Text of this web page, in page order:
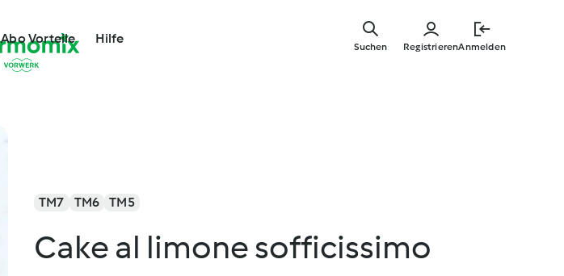
Abo Vorteile Hilfe
RegistrierenAnmelden
Suchen
TM7 TM6 TM5
Cake al limone sofficissimo